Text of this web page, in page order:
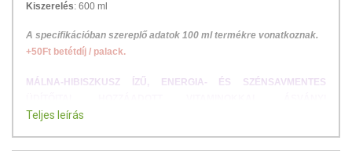
Kiszerelés: 600 ml
A specifikációban szereplő adatok 100 ml termékre vonatkoznak.
+50Ft betétdíj / palack.
MÁLNA-HIBISZKUSZ ÍZŰ, ENERGIA- ÉS SZÉNSAVMENTES
ANYAGOKKAL ÉS ÉDESÍTŐSZEREKKEL.
Glutén- és laktózmentes, vegán termék.
Teljes leírás